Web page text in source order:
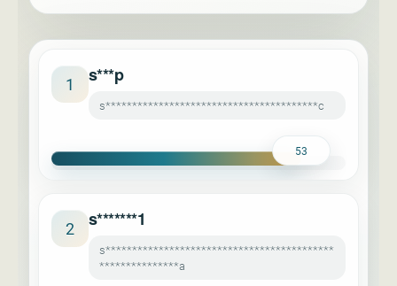
1 s***p
s****************************************c
53
2 s*******1
s*******************************************
***************a